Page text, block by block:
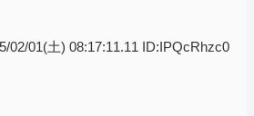
02/01(土) 08:17:11.11 ID:IPQcRhzc0